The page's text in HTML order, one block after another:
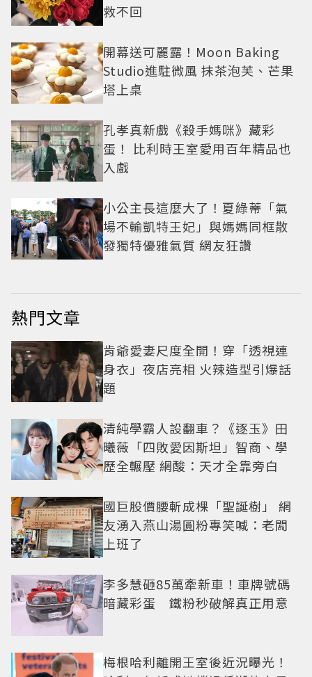
救不回
開幕送可麗露！Moon Baking
Studio進駐微風 抹茶泡芙、芒果
塔上桌
孔孝真新戲《殺手媽咪》藏彩
蛋！ 比利時王室愛用百年精品也
入戲
小公主長這麼大了！夏綠蒂「氣
場不輸凱特王妃」與媽媽同框散
發獨特優雅氣質 網友狂讚
熱門文章
肯爺愛妻尺度全開！穿「透視連
身衣」夜店亮相 火辣造型引爆話
題
清純學霸人設翻車？《逐玉》田
曦薇「四敗愛因斯坦」智商、學
歷全輾壓 網酸：天才全靠旁白
國巨股價腰斬成棵「聖誕樹」 網
友湧入燕山湯圓粉專笑喊：老闆
上班了
李多慧砸85萬牽新車！車牌號碼
暗藏彩蛋 鐵粉秒破解真正用意
梅根哈利離開王室後近況曝光！